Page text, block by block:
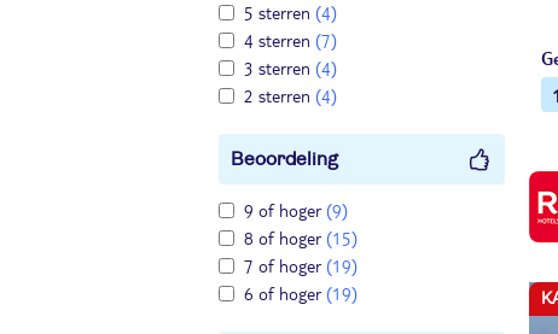
5 sterren (4)
4 sterren (7)
3 sterren (4)
2 sterren (4)
Beoordeling
9 of hoger(9)
8 of hoger(15)
7 of hoger(19)
6 of hoger(19)